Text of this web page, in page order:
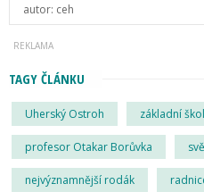
autor: ceh
TAGY ČLÁNKU
Uherský Ostroh základní
profesor Otakar Borůvka
nejvýznamnější rodák